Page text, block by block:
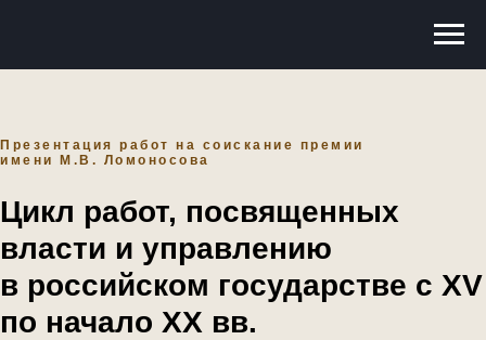
Презентация работ на соискание премии
имени М.В. Ломоносова
Цикл работ, посвященных
власти и управлению
в российском государстве с XV
по начало XX вв.